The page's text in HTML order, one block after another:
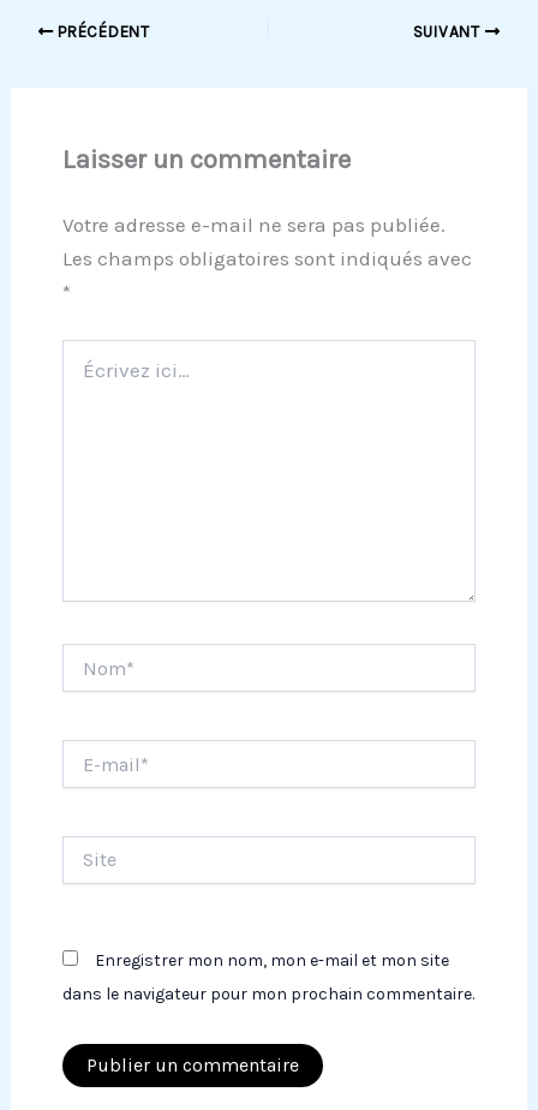
PRÉCÉDENT SUIVANT
Laisser un commentaire
Votre adresse e-mail ne sera pas publiée.
Les champs obligatoires sont indiqués avec
*
ici…
mail*
Enregistrer mon nom, mon e-mail et mon site
dans le navigateur pour mon prochain commentaire.